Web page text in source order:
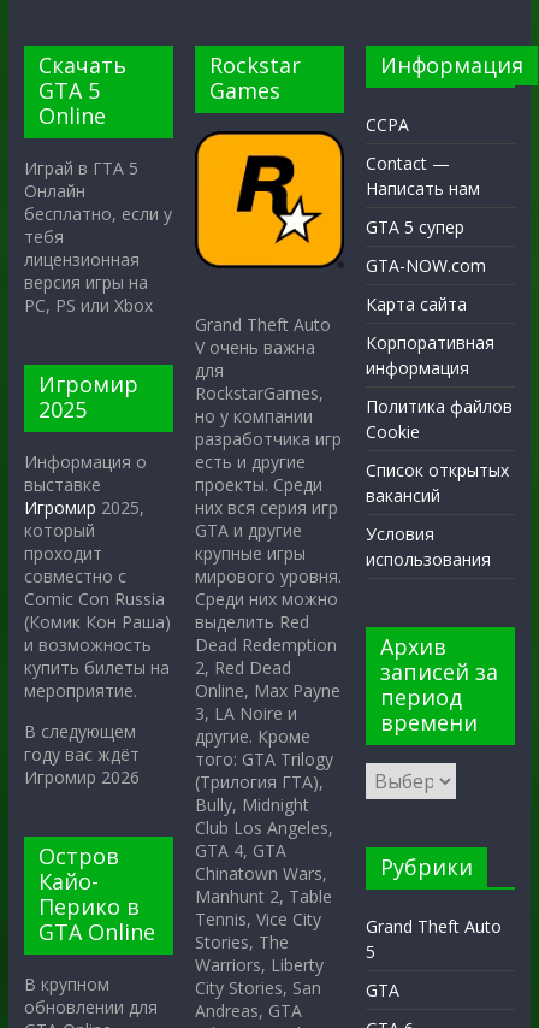
Скачать
GTA 5
Online
Играй в ГТА 5
Онлайн
бесплатно, если у
тебя
лицензионная
версия игры на
PC, PS или Xbox
Игромир
2025
Информация о
выставке
Игромир 2025,
который
проходит
совместно с
Comic Con Russia
(Комик Кон Раша)
и возможность
купить билеты на
мероприятие.
В следующем
году вас ждёт
Игромир 2026
Остров
Кайо-
Перико в
GTA Online
В крупном
обновлении для
Rockstar
Games
Grand Theft Auto
V очень важна
для
RockstarGames,
но у компании
разработчика игр
есть и другие
проекты. Среди
них вся серия игр
GTA и другие
крупные игры
мирового уровня.
Среди них можно
выделить Red
Dead Redemption
2, Red Dead
Online, Max Payne
3, LA Noire и
другие. Кроме
того: GTA Trilogy
(Трилогия ГТА),
Bully, Midnight
Club Los Angeles,
GTA 4, GTA
Chinatown Wars,
Manhunt 2, Table
Tennis, Vice City
Stories, The
Warriors, Liberty
City Stories, San
Andreas, GTA
Информация
CCPA
Contact —
Написать нам
GTA 5 супер
GTA-NOW.com
Карта сайта
Корпоративная
информация
Политика файлов
Cookie
Список открытых
вакансий
Условия
использования
Архив
записей за
период
времени
Рубрики
Grand Theft Auto
5
GTA